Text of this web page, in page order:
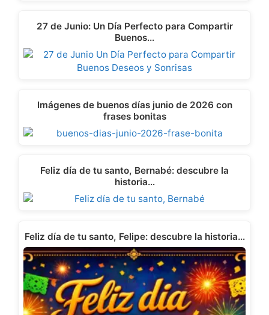
27 de Junio: Un Día Perfecto para Compartir
Buenos…
Imágenes de buenos días junio de 2026 con
frases bonitas
Feliz día de tu santo, Bernabé: descubre la
historia…
Feliz día de tu santo, Felipe: descubre la historia…